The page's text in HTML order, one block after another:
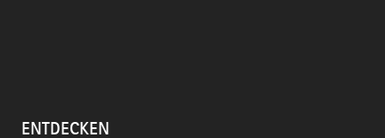
ENTDECKEN